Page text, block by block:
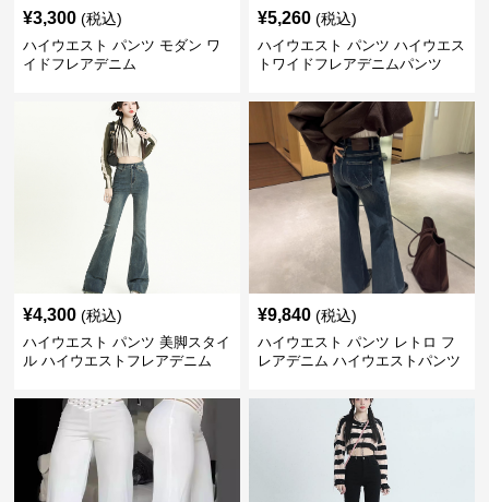
¥3,300 (税込)
ハイウエスト パンツ モダン ワ
イドフレアデニム
¥5,260 (税込)
ハイウエスト パンツ ハイウエス
トワイドフレアデニムパンツ
¥4,300 (税込)
ハイウエスト パンツ 美脚スタイ
ル ハイウエストフレアデニム
¥9,840 (税込)
ハイウエスト パンツ レトロ フ
レアデニム ハイウエストパンツ